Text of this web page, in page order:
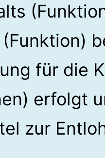
für die
erfolgt
zur